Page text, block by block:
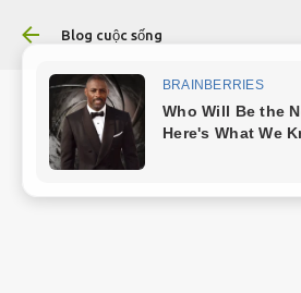
Chuyển đến nội dung
Blog cuộc sống